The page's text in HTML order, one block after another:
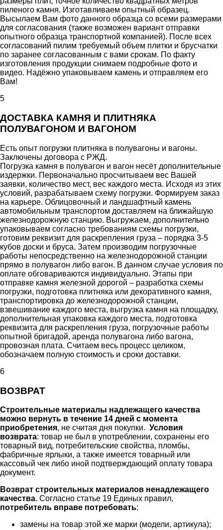
пиленого камня. Изготавливаем опытный образец.
Высылаем Вам фото данного образца со всеми размерами
для согласования (также возможен вариант отправки
опытного образца транспортной компанией). После всех
согласований пилим требуемый объем плитки и брусчатки
по заранее согласованным с вами срокам. По факту
изготовления продукции снимаем подробные фото и
видео. Надёжно упаковываем камень и отправляем его
Вам!
5
ДОСТАВКА КАМНЯ И ПЛИТНЯКА
ПОЛУВАГОНОМ И ВАГОНОМ
Есть опыт погрузки плитняка в полувагоны и вагоны.
Заключены договора с РЖД.
Погрузка камня в полувагон и вагон несёт дополнительные
издержки. Первоначально просчитываем вес Вашей
заявки, количество мест, вес каждого места. Исходя из этих
условий, разрабатываем схему погрузки. Формируем заказ
на карьере. Облицовочный и ландшафтный камень
автомобильным транспортом доставляем на ближайшую
железнодорожную станцию. Выгружаем, дополнительно
упаковываем согласно требованиям схемы погрузки,
готовим реквизит для раскрепления груза – порядка 3-5
кубов доски и бруса. Затем производим погрузочные
работы непосредственно на железнодорожной станции
прямо в полувагон либо вагон. В данном случае условия по
оплате обговариваются индивидуально. Этапы при
отправке камня железной дорогой – разработка схемы
погрузки, подготовка плитняка или декоративного камня,
транспортировка до железнодорожной станции,
взвешивание каждого места, выгрузка камня на площадку,
дополнительная упаковка каждого места, подготовка
реквизита для раскрепления груза, погрузочные работы
опытной бригадой, аренда полувагона либо вагона,
провозная плата. Считаем весь процесс целиком,
обозначаем полную стоимость и сроки доставки.
6
ВОЗВРАТ
Строительные материалы надлежащего качества
можно вернуть в течение 14 дней с момента
приобретения, не считая дня покупки. Условия
возврата: товар не был в употреблении, сохранены его
товарный вид, потребительские свойства, пломбы,
фабричные ярлыки, а также имеется товарный или
кассовый чек либо иной подтверждающий оплату товара
документ.
Возврат строительных материалов ненадлежащего
качества. Согласно статье 19 Единых правил,
потребитель вправе потребовать:
замены на товар этой же марки (модели, артикула);